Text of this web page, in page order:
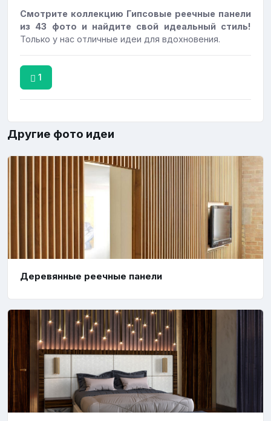
Смотрите коллекцию Гипсовые реечные панели
из 43 фото и найдите свой идеальный стиль!
Только у нас отличные идеи для вдохновения.
1
Другие фото идеи
Деревянные реечные панели